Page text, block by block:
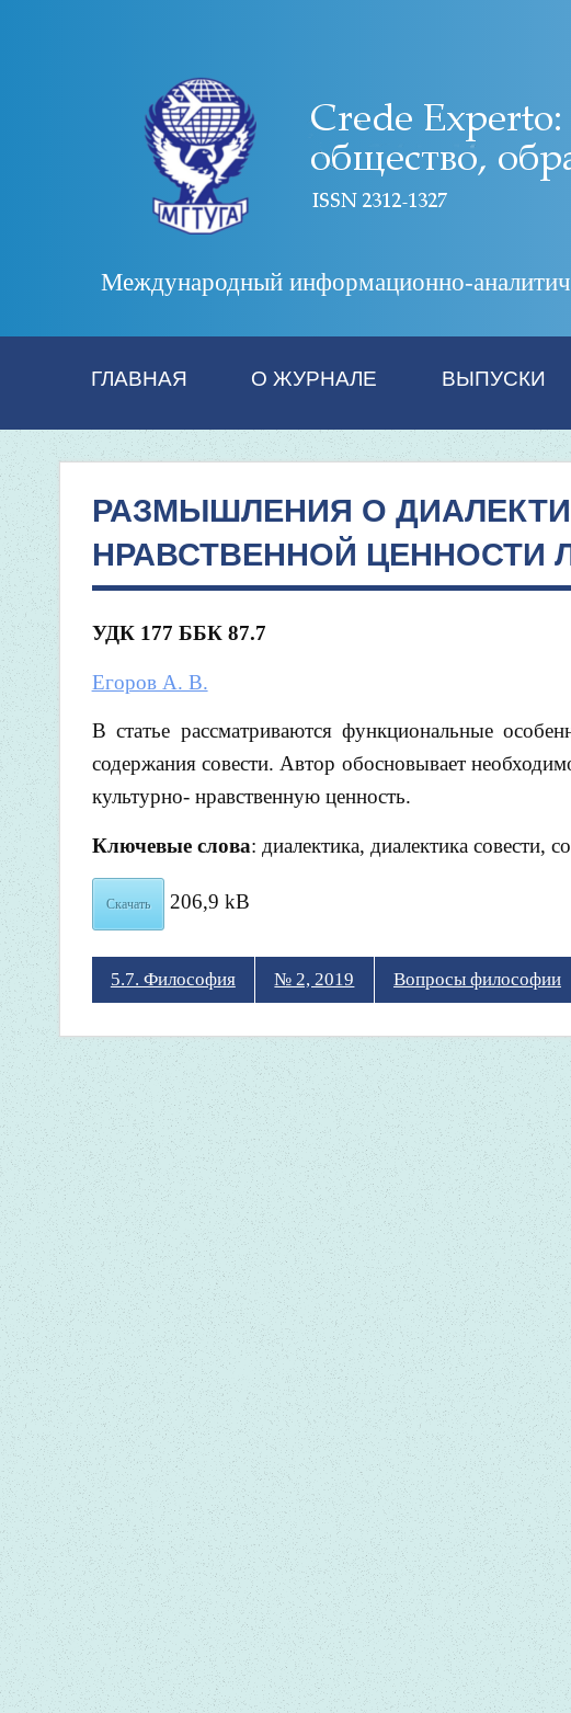
Международный информационно-
ГЛАВНАЯ О ЖУРНАЛЕ ВЫПУСКИ
РАЗМЫШЛЕНИЯ О
НРАВСТВЕННОЙ ЦЕННОСТИ
УДК 177 ББК 87.7
Егоров А. В.
В статье рассматриваются функциональные
содержания совести. Автор обосновывает
культурно- нравственную ценность.
Ключевые слова: диалектика, диалектика совести,
Скачать 206,9 kB
5.7. Философия № 2, 2019 Вопросы философии